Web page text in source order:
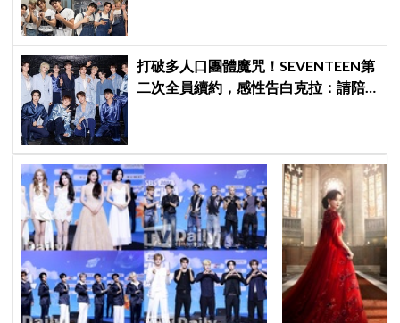
打破多人口團體魔咒！SEVENTEEN第
二次全員續約，感性告白克拉：請陪